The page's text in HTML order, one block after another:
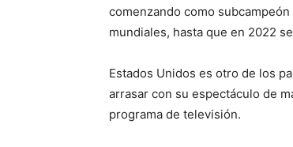
comenzando como
mundiales, hasta que en 2022
Estados Unidos es otro de los
arrasar con su espectáculo de
programa de televisión.